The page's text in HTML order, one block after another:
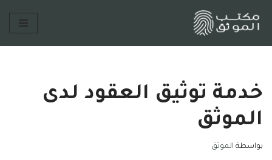
تخطى
إلى
خدمة توثيق العقود لدى
الموثق
بواسطة الموثق